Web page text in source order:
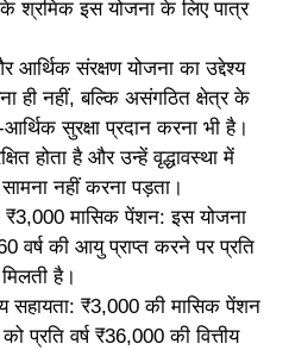
श्रमिक इस योजना के लिए पात्र
आर्थिक संरक्षण योजना का उद्देश्य
ही नहीं, बल्कि असंगठित क्षेत्र के
सुरक्षा प्रदान करना भी है।
होता है और उन्हें वृद्धावस्था में
नहीं करना पड़ता।
मासिक पेंशन: इस योजना
वर्ष की आयु प्राप्त करने पर प्रति
है।
सहायता: ₹3,000 की मासिक पेंशन
प्रति वर्ष ₹36,000 की वित्तीय